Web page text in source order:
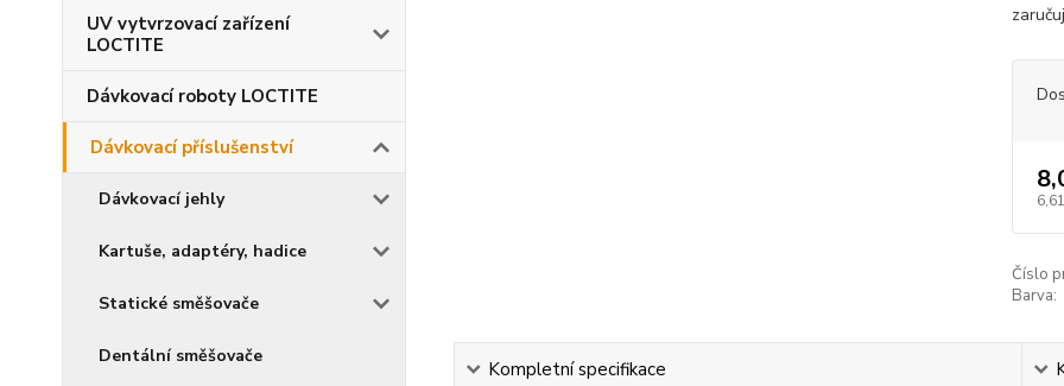
UV vytvrzovací zařízení
LOCTITE
Dávkovací roboty LOCTITE
Dávkovací příslušenství
Dávkovací jehly
Kartuše, adaptéry, hadice
Statické směšovače
Dentální směšovače
Číslo
Barva:
Kompletní specifikace